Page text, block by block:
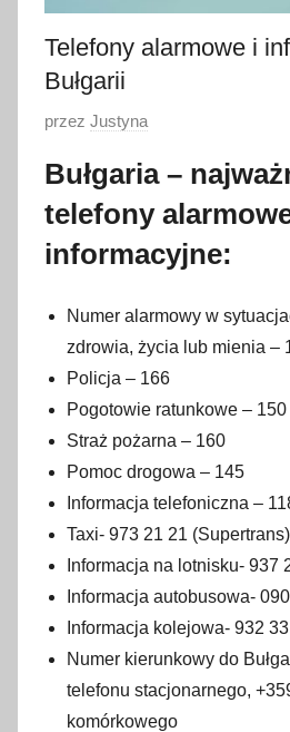
Telefony alarmowe i
Bułgarii
O
u
b
i
o
a
n
o
2
g
przez Justyna
Bułgaria –
telefony
informacyjne:
Numer alarmowy w
zdrowia, życia lub mienia –
Policja – 166
Pogotowie ratunkowe – 150
Straż pożarna – 160
Pomoc drogowa – 145
Informacja telefoniczna –
Taxi- 973 21 21
Informacja na lotnisku- 937
Informacja autobusowa-
Informacja kolejowa- 932
Numer kierunkowy do
telefonu stacjonarnego,
komórkowego